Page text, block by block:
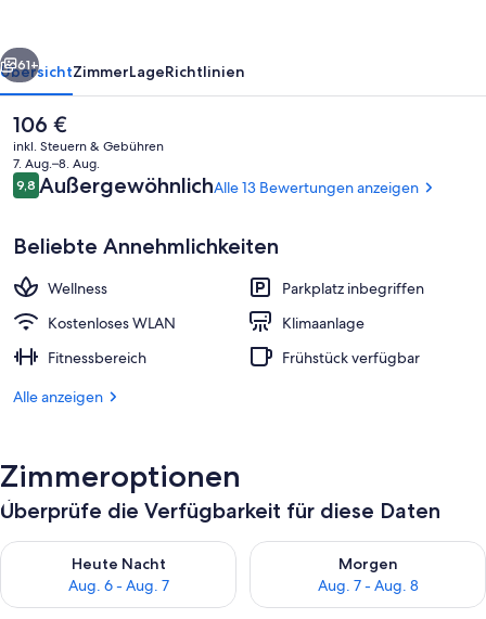
Hotel
Restaurant
Weiter
61+
ÜbersichtZimmerLageRichtlinien
Der
aktuelle
Preis
beträgt
106 €.
106 €
inkl. Steuern & Gebühren
7. Aug.–8. Aug.
Bewertungen
9,89,8 von 10.
AußergewöhnlichAlle 13 Bewertungen anzeigen
Beliebte Annehmlichkeiten
Wellness
Parkplatz inbegriffen
Kostenloses WLAN
Klimaanlage
Fitnessbereich
Frühstück verfügbar
Alle anzeigen
Zimmeroptionen
Überprüfe die Verfügbarkeit für diese Daten
Heute Nacht
Aug. 6 - Aug. 7
Überprüfe die Verfügbarkeit für heute Nacht, Aug. 6 - Aug. 7.
Morgen
Aug. 7 - Aug. 8
Überprüfe die Verfügbarkeit